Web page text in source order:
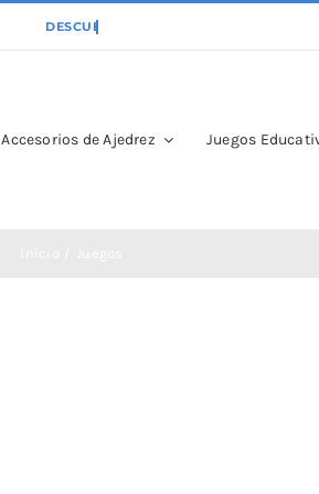
Accesorios de Ajedrez Juegos